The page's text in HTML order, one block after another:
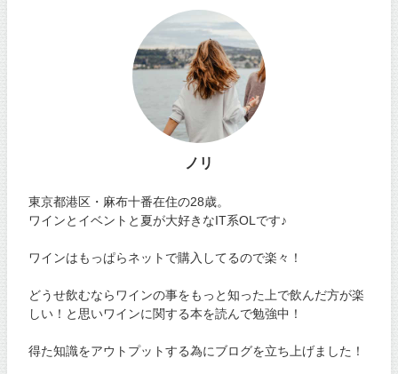
ノリ
東京都港区・麻布十番在住の28歳。
ワインとイベントと夏が大好きなIT系OLです♪
ワインはもっぱらネットで購入してるので楽々！
どうせ飲むならワインの事をもっと知った上で飲んだ方が楽
しい！と思いワインに関する本を読んで勉強中！
得た知識をアウトプットする為にブログを立ち上げました！